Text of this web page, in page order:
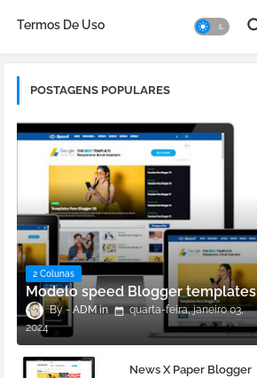
Termos De Uso
POSTAGENS POPULARES
2 Colunas
Modelo speed Blogger templates
ADM
quarta-feira, janeiro 03,
2024
News X Paper Blogger